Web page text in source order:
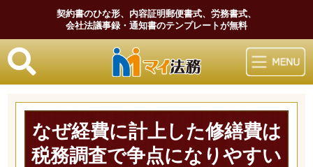
契約書のひな形、内容証明郵便書式、労務書式、
会社法議事録・通知書のテンプレートが無料
マイ法務
なぜ経費に計上した修繕費は
税務調査で争点になりやすい